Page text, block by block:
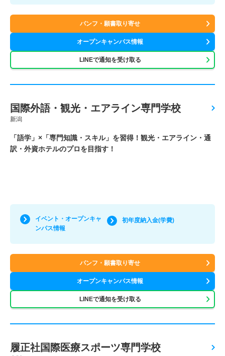
パンフ・願書取り寄せ
オープンキャンパス情報
LINEで通知を受け取る
国際外語・観光・エアライン専門学校
新潟
「語学」×「専門知識・スキル」を習得！観光・エアライン・通
訳・外資ホテルのプロを目指す！
イベント・オープンキャ
ンパス情報
初年度納入金(学費)
パンフ・願書取り寄せ
オープンキャンパス情報
LINEで通知を受け取る
履正社国際医療スポーツ専門学校